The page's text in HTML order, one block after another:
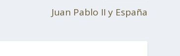
Juan Pablo II y España